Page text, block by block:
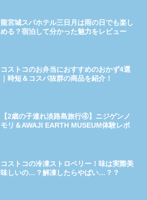
龍宮城スパホテル三日月は雨の日でも楽し
める？宿泊して分かった魅力をレビュー
コストコのお弁当におすすめのおかず4選
｜時短＆コスパ抜群の商品を紹介！
【2歳の子連れ淡路島旅行④】ニジゲンノ
モリ＆AWAJI EARTH MUSEUM体験レポ
コストコの冷凍ストロベリー！味は実際美
味しいの…？解凍したらやばい…？？